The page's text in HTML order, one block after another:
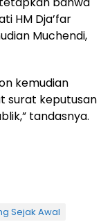
HM Dja’far
Muchendi,
kemudian
surat keputusan
tandasnya.
Sejak Awal